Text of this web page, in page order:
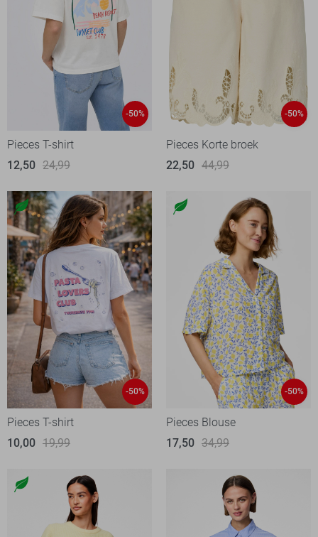
-50%
Pieces T-shirt
12,50 24,99
-50%
Pieces Korte broek
22,50 44,99
-50%
Pieces T-shirt
10,00 19,99
-50%
Pieces Blouse
17,50 34,99